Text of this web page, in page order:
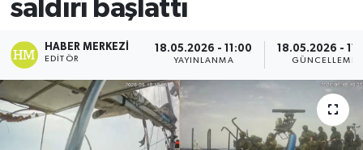
saldırı başlattı
HABER MERKEZI
EDITÖR
18.05.2026 - 11:00
YAYINLANMA
18.05.2026 -
GÜNCELLEME
Spor
Turizm
Son Dakika Haberleri
Haber Arşivi